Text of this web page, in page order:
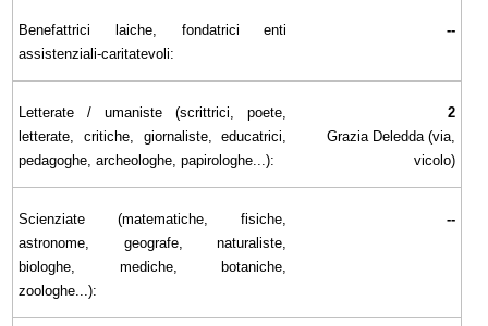
Benefattrici laiche, fondatrici enti
assistenziali-caritatevoli:
--
Letterate / umaniste (scrittrici, poete,
letterate, critiche, giornaliste, educatrici,
pedagoghe, archeologhe, papirologhe...):
2
Grazia Deledda (via,
vicolo)
Scienziate (matematiche, fisiche,
astronome, geografe, naturaliste,
biologhe, mediche, botaniche,
zoologhe...):
--